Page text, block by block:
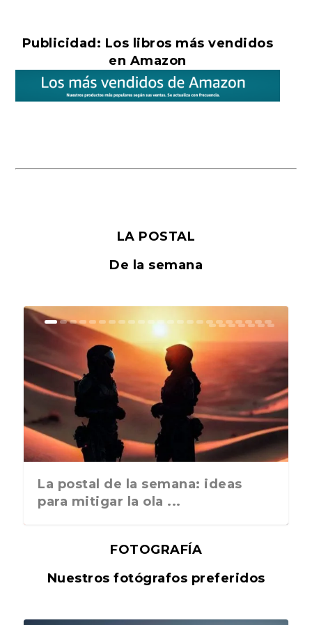
Publicidad: Los libros más vendidos
en Amazon
LA POSTAL
De la semana
La postal de la semana: ideas
para mitigar la ola ...
FOTOGRAFÍA
Nuestros fotógrafos preferidos